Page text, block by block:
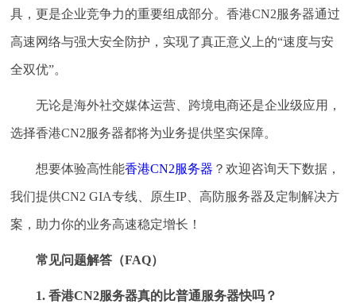
具，更是企业竞争力的重要组成部分。香港CN2服务器通过
高速网络与强大安全防护，实现了真正意义上的“速度与安
全双优”。
无论是海外社交媒体运营、跨境电商还是企业级应用，
选择香港CN2服务器都将为业务提供坚实保障。
想要体验高性能香港CN2服务器 ？欢迎咨询天下数据，
我们提供CN2 GIA专线、原生IP、高防服务器及定制解决方
案，助力你的业务高速稳定增长！
常见问题解答（FAQ）
1. 香港CN2服务器真的比普通服务器快吗？